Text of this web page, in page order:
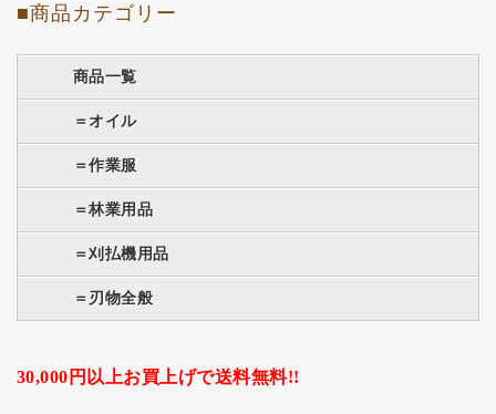
■商品カテゴリー
商品一覧
＝オイル
＝作業服
＝林業用品
＝刈払機用品
＝刃物全般
30,000円以上お買上げで送料無料!!